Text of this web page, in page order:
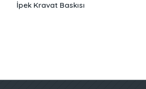
İpek Kravat Baskısı